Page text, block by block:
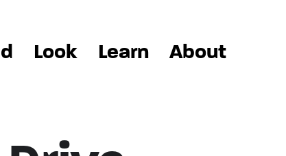
Look Learn About